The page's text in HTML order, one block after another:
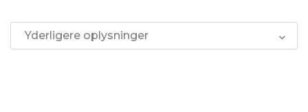
Yderligere oplysninger